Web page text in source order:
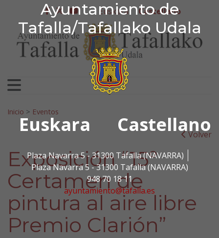
Ayuntamiento de
Tafalla/Tafallako Udala
Euskara Castellano
Plaza Navarra 5 - 31300 Tafalla (NAVARRA)
Plaza Navarra 5 - 31300 Tafalla (NAVARRA)
948 70 18 11
ayuntamiento@tafalla.es
Ir al contenido
Ayuntamiento de
facebook
twitter
youtube
Euskera Castellano
Search for:
Inicio > Eventos
Volver
Exposición “15º
Certamen de
pintura al aire libre
Premio Clarión”